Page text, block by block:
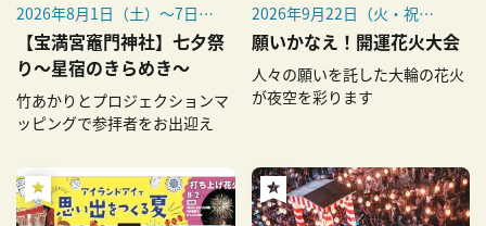
2026年8月1日（土）〜7日
（金）
【宝満宮竈門神社】七夕祭
り～星宿のきらめき～
竹あかりとプロジェクションマ
ッピングで参拝者をお出迎え
2026年9月22日（火・祝）
※雨天中止（延期なし）
※毎年9月22日に開催
願いかなえ！開運花火大会
人々の願いを託した大輪の花火
が夜空を彩ります